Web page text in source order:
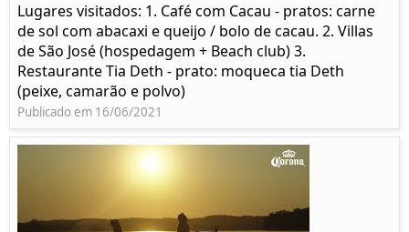
Lugares visitados: 1. Café com Cacau - pratos: carne
de sol com abacaxi e queijo / bolo de cacau. 2. Villas
de São José (hospedagem + Beach club) 3.
Restaurante Tia Deth - prato: moqueca tia Deth
(peixe, camarão e polvo)
Publicado em 16/06/2021